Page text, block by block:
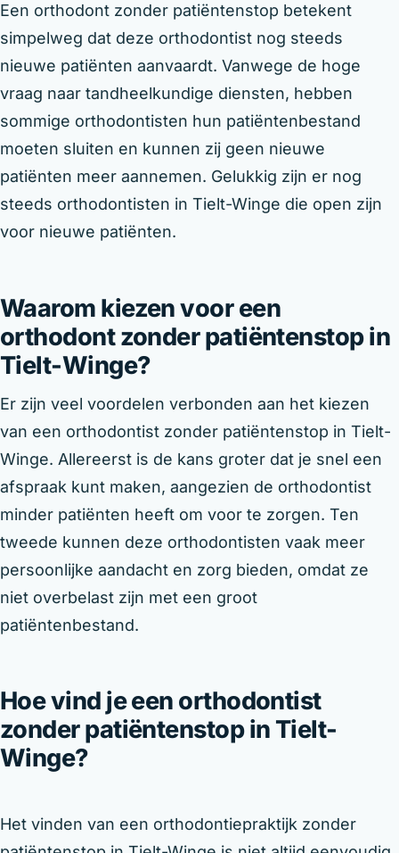
Een orthodont zonder patiëntenstop betekent
simpelweg dat deze orthodontist nog steeds
nieuwe patiënten aanvaardt. Vanwege de hoge
vraag naar tandheelkundige diensten, hebben
sommige orthodontisten hun patiëntenbestand
moeten sluiten en kunnen zij geen nieuwe
patiënten meer aannemen. Gelukkig zijn er nog
steeds orthodontisten in Tielt-Winge die open zijn
voor nieuwe patiënten.
Waarom kiezen voor een
orthodont zonder patiëntenstop in
Tielt-Winge?
Er zijn veel voordelen verbonden aan het kiezen
van een orthodontist zonder patiëntenstop in Tielt-
Winge. Allereerst is de kans groter dat je snel een
afspraak kunt maken, aangezien de orthodontist
minder patiënten heeft om voor te zorgen. Ten
tweede kunnen deze orthodontisten vaak meer
persoonlijke aandacht en zorg bieden, omdat ze
niet overbelast zijn met een groot
patiëntenbestand.
Hoe vind je een orthodontist
zonder patiëntenstop in Tielt-
Winge?
Het vinden van een orthodontiepraktijk zonder